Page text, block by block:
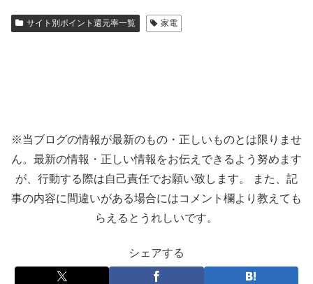
サイト別ポイント還元率一覧 家電
※当ブログの情報が最新のもの・正しいものとは限りませ
ん。最新の情報・正しい情報をお伝えできるよう努めます
が、行動する際は自己責任でお願い致します。 また、記
事の内容に間違いがある場合にはコメント欄より教えても
らえるとうれしいです。
シェアする